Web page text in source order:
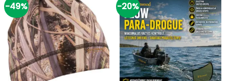
-49% -20%